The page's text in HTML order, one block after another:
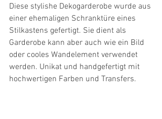
Diese stylishe Dekogarderobe wurde aus
einer ehemaligen Schranktüre eines
Stilkastens gefertigt. Sie dient als
Garderobe kann aber auch wie ein Bild
oder cooles Wandelement verwendet
werden. Unikat und handgefertigt mit
hochwertigen Farben und Transfers.